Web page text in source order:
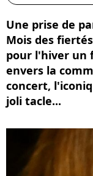
Une prise de
Mois des
pour l'hiver un
envers la
concert,
joli tacle...